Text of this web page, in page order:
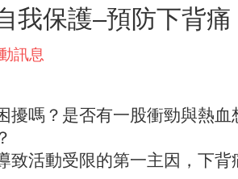
我保護–預防下背痛
訊息
擾嗎？ 是否有一股衝勁與熱
致活動受限的第一主因，下